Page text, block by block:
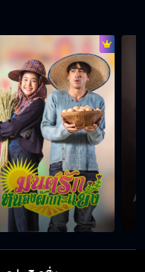
นเป็นห่านมิใช่หงส์ EP.11
นเป็นห่านมิใช่หงส์ EP.12
ฉันเป็นห่านมิใช่หงส์ EP.13
ฉันเป็นห่านมิใช่หงส์ EP.14